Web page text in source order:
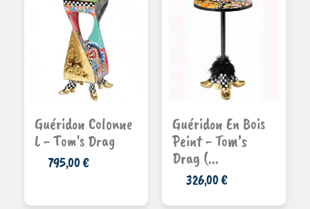
Guéridon Colonne
L - Tom's Drag
795,00 €
Ajouter au
panier
Guéridon En Bois
Peint - Tom’s
Drag (...
326,00 €
partir de